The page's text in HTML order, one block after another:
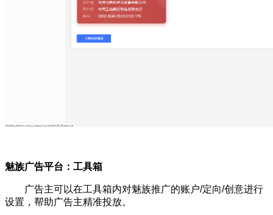
魅族广告平台：工具箱
广告主可以在工具箱内对魅族推广的账户/定向/创意进行
设置，帮助广告主精准投放。